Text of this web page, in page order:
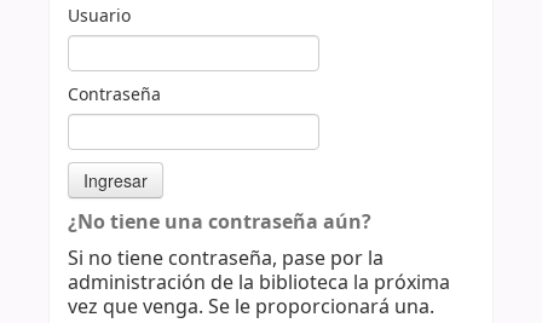
Usuario
Contraseña
¿No tiene una contraseña aún?
Si no tiene contraseña, pase por la
administración de la biblioteca la próxima
vez que venga. Se le proporcionará una.